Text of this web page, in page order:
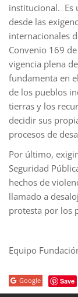
institucional. Es
desde las
internacionales
Convenio 169
vigencia plena
fundamenta en
de los pueblos
tierras y los
decidir sus
procesos de
Por último,
Seguridad
hechos de
llamado a
protesta por los
Equipo
Google Save